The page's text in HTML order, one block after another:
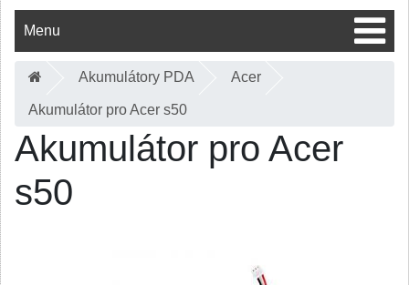
Menu
Akumulátory PDA Acer
Akumulátor pro Acer s50
Akumulátor pro Acer
s50